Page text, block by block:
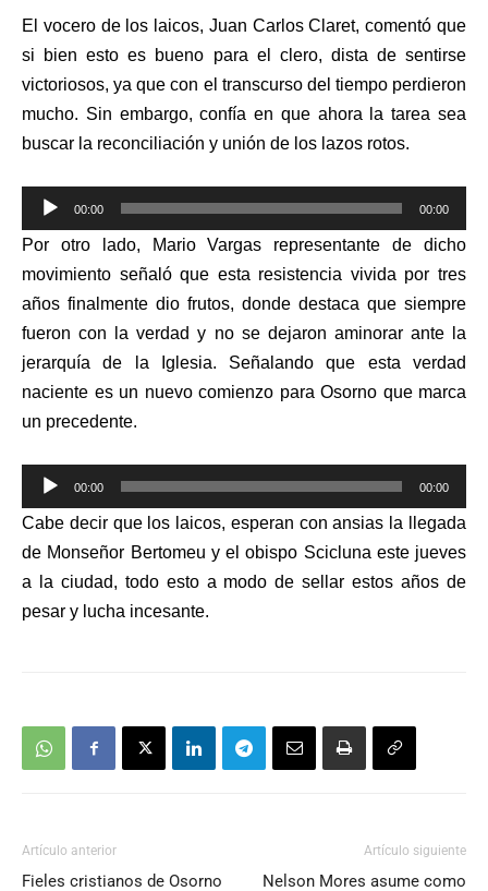
El vocero de los laicos, Juan Carlos Claret, comentó que
si bien esto es bueno para el clero, dista de sentirse
victoriosos, ya que con el transcurso del tiempo perdieron
mucho. Sin embargo, confía en que ahora la tarea sea
buscar la reconciliación y unión de los lazos rotos.
Reproductor
de
audio
00:00 00:00
Por otro lado, Mario Vargas representante de dicho
movimiento señaló que esta resistencia vivida por tres
años finalmente dio frutos, donde destaca que siempre
fueron con la verdad y no se dejaron aminorar ante la
jerarquía de la Iglesia. Señalando que esta verdad
naciente es un nuevo comienzo para Osorno que marca
un precedente.
Reproductor
de
audio
00:00 00:00
Cabe decir que los laicos, esperan con ansias la llegada
de Monseñor Bertomeu y el obispo Scicluna este jueves
a la ciudad, todo esto a modo de sellar estos años de
pesar y lucha incesante.
Artículo anterior
Fieles cristianos de Osorno
Artículo siguiente
Nelson Mores asume como